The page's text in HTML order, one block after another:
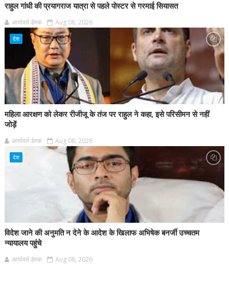
राहुल गांधी की प्रयागराज यात्रा से पहले पोस्टर से गरमाई सियासत
आर्यावर्त डेस्क Aug 08, 2026
देश
महिला आरक्षण को लेकर रीजीजू के तंज पर राहुल ने कहा, इसे परिसीमन से नहीं
जोड़ें
आर्यावर्त डेस्क Aug 08, 2026
देश
विदेश जाने की अनुमति न देने के आदेश के खिलाफ अभिषेक बनर्जी उच्चतम
न्यायालय पहुंचे
आर्यावर्त डेस्क Aug 08, 2026